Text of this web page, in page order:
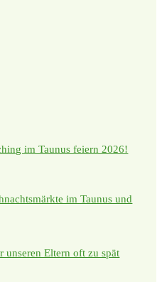
im Taunus feiern 2026!
im Taunus und
unseren Eltern oft zu spät